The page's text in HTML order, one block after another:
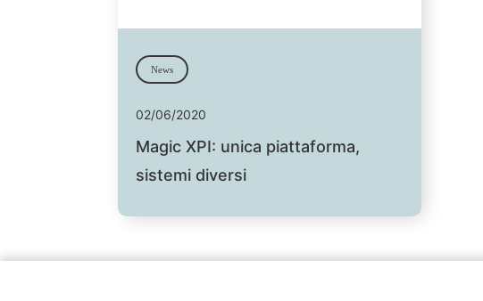
News
02/06/2020
Magic XPI: unica piattaforma,
sistemi diversi